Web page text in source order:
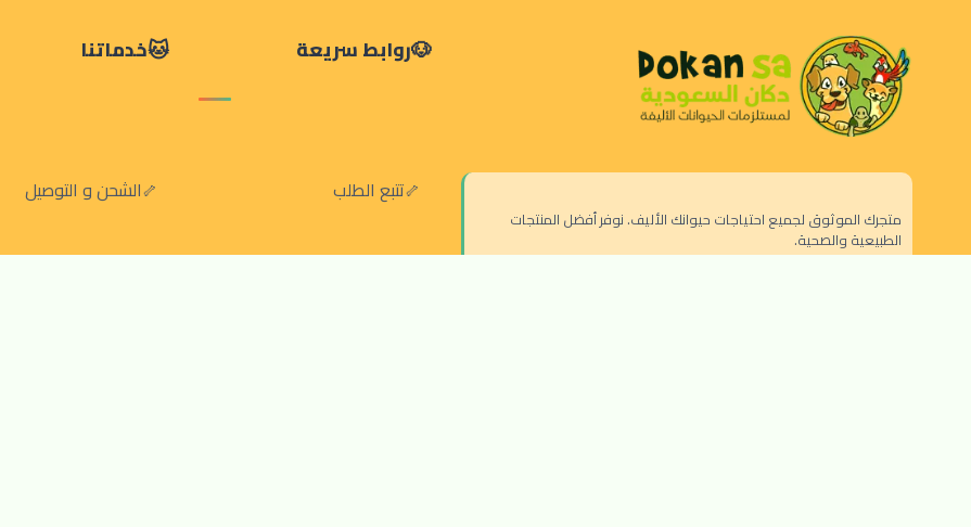
متجرك الموثوق لجميع احتياجات حيوانك الأليف. نوفر أفضل المنتجات
الطبيعية والصحية.
روابط سريعة
تتبع الطلب
خدماتنا
الشحن و التوصيل